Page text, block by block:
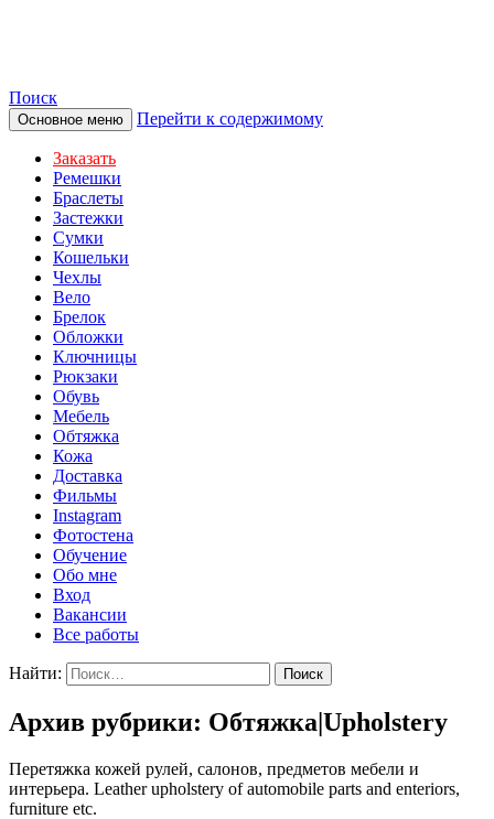
Поиск
Основное меню Перейти к содержимому
Заказать
Ремешки
Браслеты
Застежки
Сумки
Кошельки
Чехлы
Вело
Брелок
Обложки
Ключницы
Рюкзаки
Обувь
Мебель
Обтяжка
Кожа
Доставка
Фильмы
Instagram
Фотостена
Обучение
Обо мне
Вход
Вакансии
Все работы
Найти:
Архив рубрики: Обтяжка|Upholstery
Перетяжка кожей рулей, салонов, предметов мебели и
интерьера. Leather upholstery of automobile parts and enteriors,
furniture etc.